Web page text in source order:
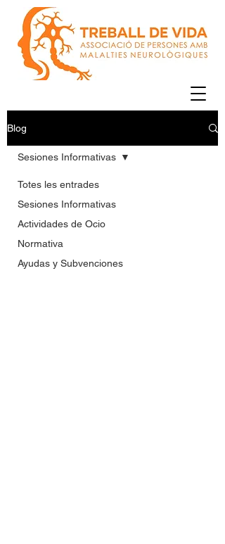
Blog
Totes les entrades
Sesiones Informativas
Actividades de Ocio
Normativa
Ayudas y Subvenciones
Sesiones Informativas